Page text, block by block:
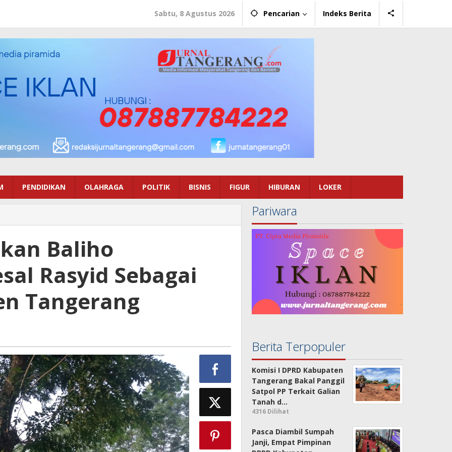
Sabtu, 8 Agustus 2026 Pencarian Indeks Berita
PENDIDIKAN OLAHRAGA POLITIK BISNIS FIGUR HIBURAN LOKER
Baliho
Rasyid Sebagai
Tangerang
Pariwara
Berita Terpopuler
Komisi I DPRD Kabupaten
Tangerang Bakal Panggil
Satpol PP Terkait Galian
Tanah d…
4316 Dilihat
Pasca Diambil Sumpah
Janji, Empat Pimpinan